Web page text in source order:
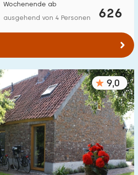
626
Wochenende ab
ausgehend von 4 Personen
9,0